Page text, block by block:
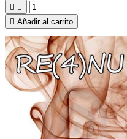
 
 Añadir al carrito